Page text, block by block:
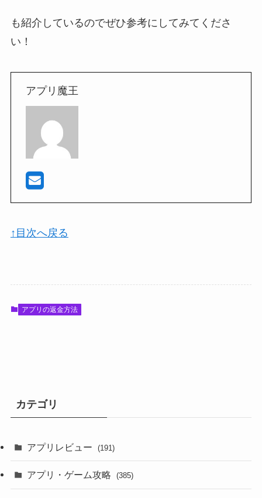
も紹介しているのでぜひ参考にしてみてくださ
い！
アプリ魔王
↑目次へ戻る
アプリの返金方法
カテゴリ
アプリレビュー (191)
アプリ・ゲーム攻略 (385)